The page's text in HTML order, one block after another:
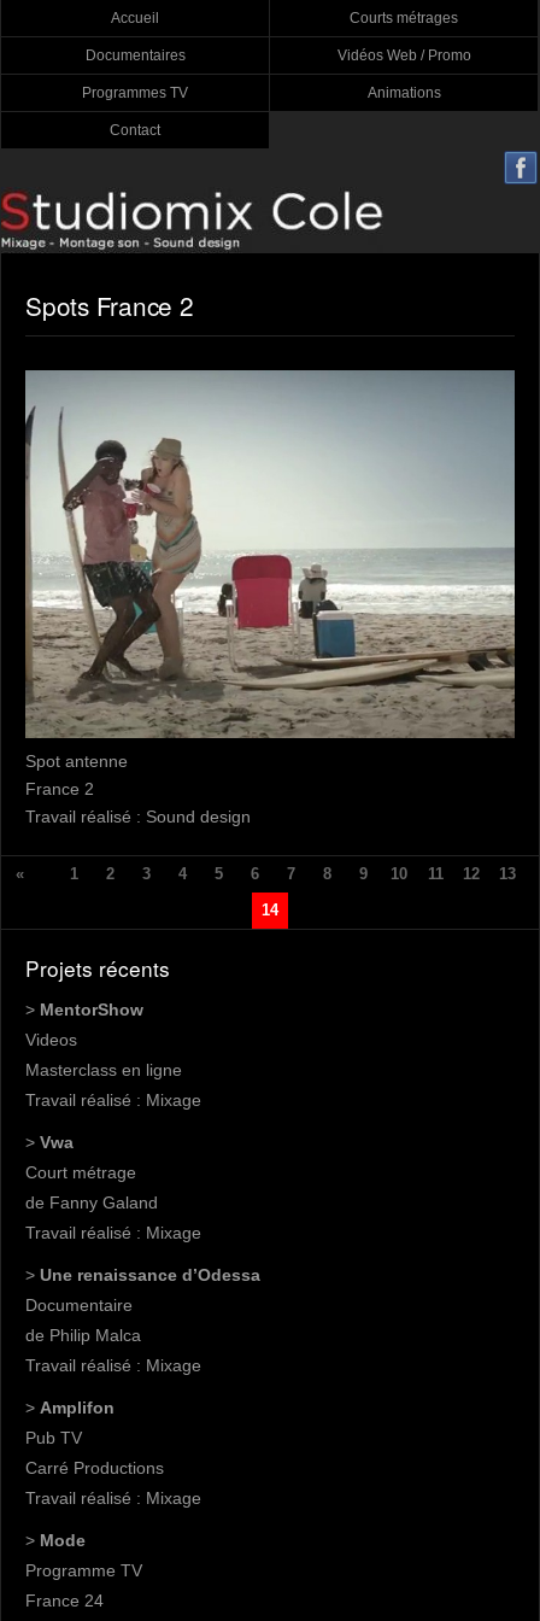
Accueil Courts métrages
Documentaires Vidéos Web / Promo
Programmes TV Animations
Contact
Spots France 2
Spot antenne
France 2
Travail réalisé : Sound design
« 1 2 3 4 5 6 7 8 9 10 11 12
13
14
Projets récents
> MentorShow
Videos
Masterclass en ligne
Travail réalisé : Mixage
> Vwa
Court métrage
de Fanny Galand
Travail réalisé : Mixage
> Une renaissance d’Odessa
Documentaire
de Philip Malca
Travail réalisé : Mixage
> Amplifon
Pub TV
Carré Productions
Travail réalisé : Mixage
> Mode
Programme TV
France 24